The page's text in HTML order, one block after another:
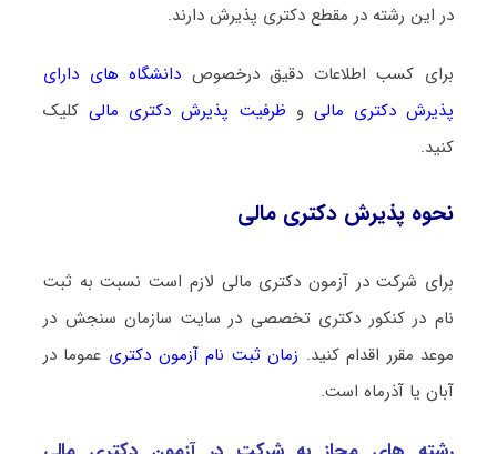
در این رشته در مقطع دکتری پذیرش دارند.
برای کسب اطلاعات دقیق درخصوص دانشگاه های دارای
پذیرش دکتری ﻣﺎلی و ظرفیت پذیرش دکتری ﻣﺎلیکلیک
کنید.
نحوه پذیرش دکتری ﻣﺎلی
برای شرکت در آزمون دکتری ﻣﺎلی لازم است نسبت به ثبت
نام در کنکور دکتری تخصصی در سایت سازمان سنجش در
موعد مقرر اقدام کنید. زمان ثبت نام آزمون دکتری عموما در
آبان یا آذرماه است.